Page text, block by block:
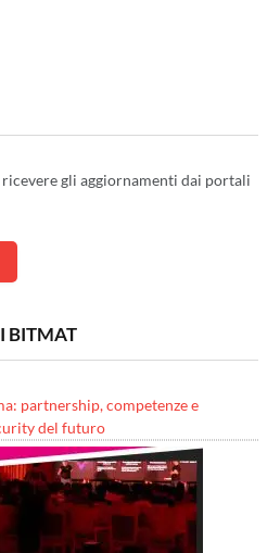
gli aggiornamenti dai portali
BITMAT
partnership, competenze e
del futuro